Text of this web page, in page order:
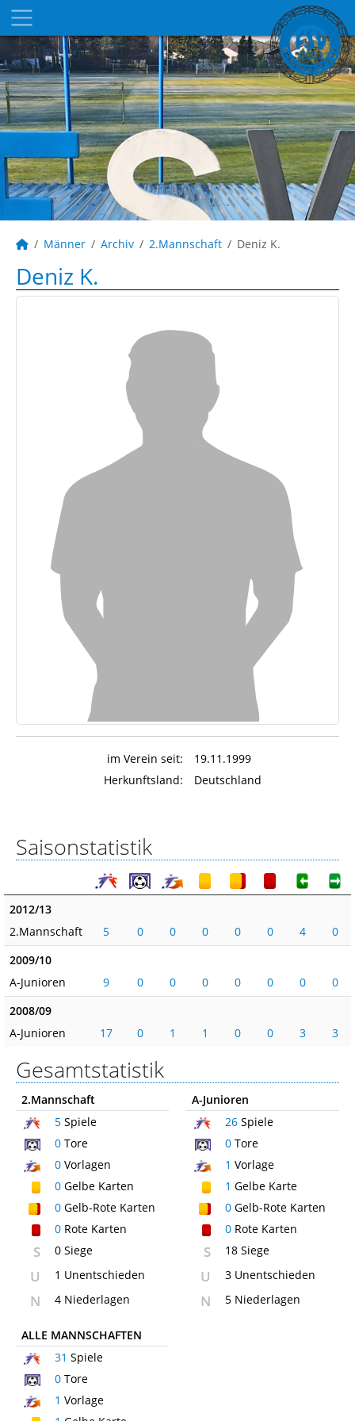
Männer Archiv 2.Mannschaft Deniz K.
Deniz K.
im Verein seit:
19.11.1999
Herkunftsland:
Deutschland
Saisonstatistik
2012/13
2.Mannschaft
5 0 0 0 0 0 4
0
2009/10
A-Junioren
9 0 0 0 0 0 0
0
2008/09
A-Junioren
17 0 1 1 0 0 3 3
Gesamtstatistik
2.Mannschaft
5 Spiele
0 Tore
0 Vorlagen
0 Gelbe Karten
0 Gelb-Rote Karten
0 Rote Karten
S 0 Siege
U 1 Unentschieden
N 4 Niederlagen
A-Junioren
26Spiele
0Tore
1 Vorlage
1 Gelbe Karte
0Gelb-Rote Karten
0Rote Karten
S 18 Siege
U 3 Unentschieden
N 5 Niederlagen
ALLE MANNSCHAFTEN
31 Spiele
0 Tore
1 Vorlage